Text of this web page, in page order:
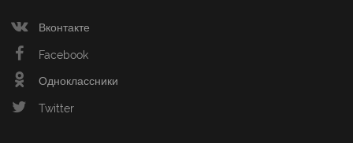
Вконтакте
Facebook
Одноклассники
Twitter